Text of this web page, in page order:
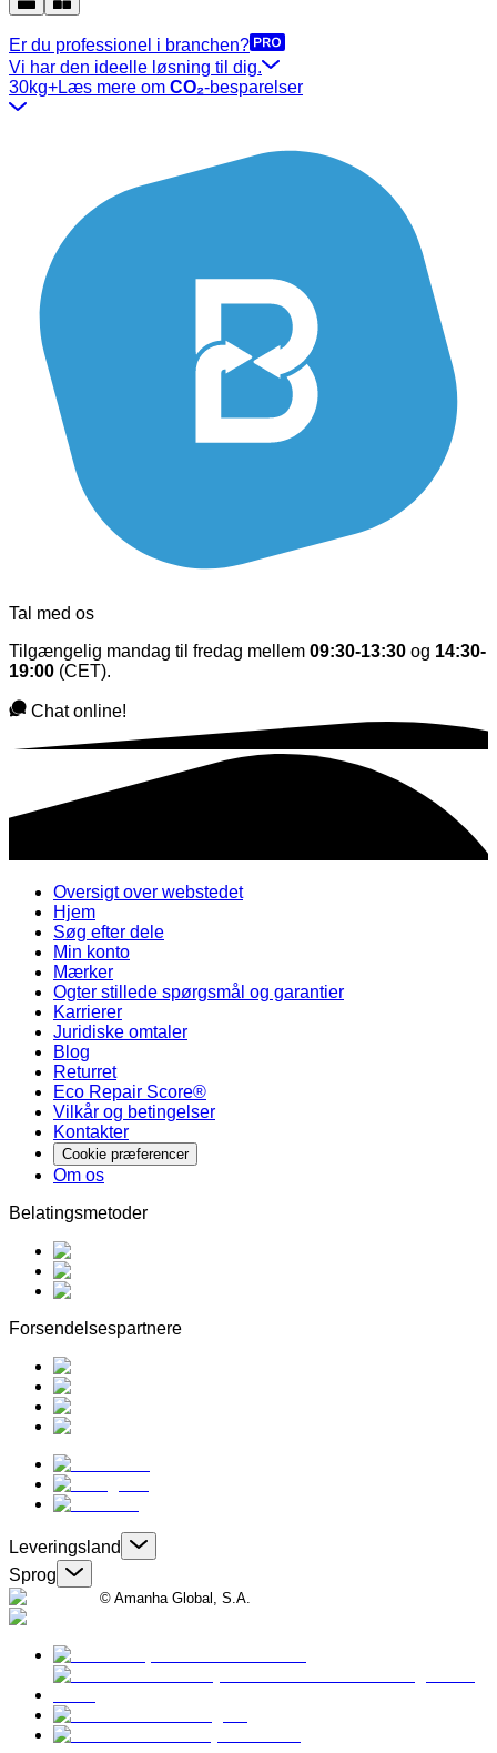
Er du professionel i branchen?
Vi har den ideelle løsning til dig.
30kg+Læs mere om CO₂-besparelser
Tal med os
Tilgængelig mandag til fredag mellem 09:30-13:30 og 14:30-
19:00 (CET).
Chat online!
Oversigt over webstedet
Hjem
Søg efter dele
Min konto
Mærker
Ogter stillede spørgsmål og garantier
Karrierer
Juridiske omtaler
Blog
Returret
Eco Repair Score®
Vilkår og betingelser
Kontakter
Cookie præferencer
Om os
Belatingsmetoder
Forsendelsespartnere
Leveringsland
Sprog
© Amanha Global, S.A.